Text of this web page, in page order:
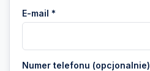
E-mail *
Numer telefonu (opcjonalnie)